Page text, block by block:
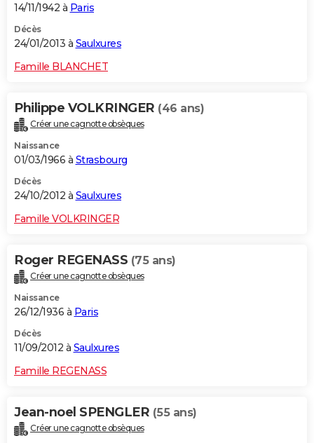
14/11/1942 à Paris
Décès
24/01/2013 à Saulxures
Famille BLANCHET
Philippe VOLKRINGER (46 ans)
Créer une cagnotte obsèques
Naissance
01/03/1966 à Strasbourg
Décès
24/10/2012 à Saulxures
Famille VOLKRINGER
Roger REGENASS (75 ans)
Créer une cagnotte obsèques
Naissance
26/12/1936 à Paris
Décès
11/09/2012 à Saulxures
Famille REGENASS
Jean-noel SPENGLER (55 ans)
Créer une cagnotte obsèques